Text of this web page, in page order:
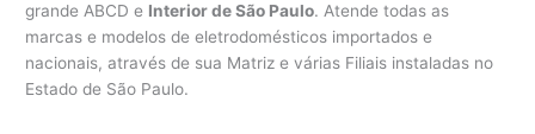
grande ABCD e Interior de São Paulo. Atende todas as
marcas e modelos de eletrodomésticos importados e
nacionais, através de sua Matriz e várias Filiais instaladas no
Estado de São Paulo.